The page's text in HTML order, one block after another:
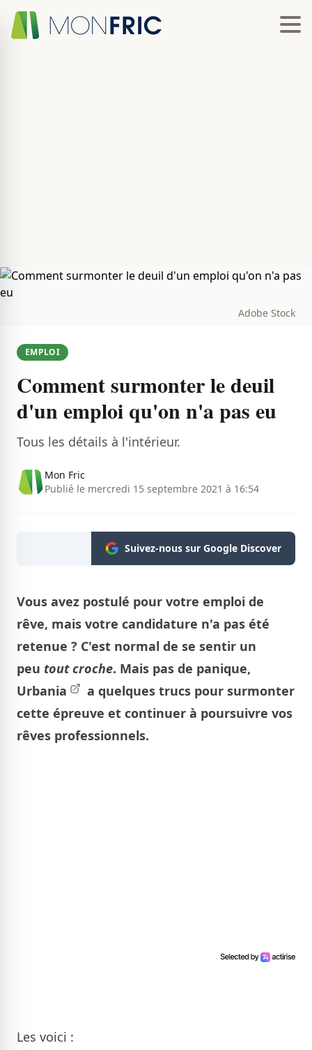
Adobe Stock
EMPLOI
Comment surmonter le deuil
d'un emploi qu'on n'a pas eu
Tous les détails à l'intérieur.
Mon Fric
Publié le mercredi 15 septembre 2021 à 16:54
Suivez-nous sur Google Discover
Vous avez postulé pour votre emploi de
rêve, mais votre candidature n'a pas été
retenue ? C'est normal de se sentir un
peu tout croche. Mais pas de panique,
Urbania
a quelques trucs pour surmonter
cette épreuve et continuer à poursuivre vos
rêves professionnels.
Les voici :